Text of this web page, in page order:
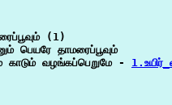
(1)
பெயரே தாமரைப்பூவும்
காடும் வழங்கப்பெறுமே -